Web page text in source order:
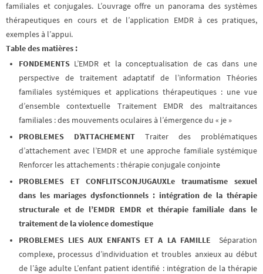
familiales et conjugales. L’ouvrage offre un panorama des systèmes
thérapeutiques en cours et de l’application EMDR à ces pratiques,
exemples à l’appui.
Table des matières :
FONDEMENTS L’EMDR et la conceptualisation de cas dans une
perspective de traitement adaptatif de l’information Théories
familiales systémiques et applications thérapeutiques : une vue
d’ensemble contextuelle Traitement EMDR des maltraitances
familiales : des mouvements oculaires à l’émergence du « je »
PROBLEMES D’ATTACHEMENT
Traiter des problématiques
d’attachement avec l’EMDR et une approche familiale systémique
Renforcer les attachements : thérapie conjugale conjointe
PROBLEMES ET CONFLITSCONJUGAUXLe traumatisme sexuel
dans les mariages dysfonctionnels : intégration de la thérapie
structurale et de l’EMDR EMDR et thérapie familiale dans le
traitement de la violence domestique
PROBLEMES LIES AUX ENFANTS ET A LA FAMILLE
Séparation
complexe, processus d’individuation et troubles anxieux au début
de l’âge adulte L’enfant patient identifié : intégration de la thérapie